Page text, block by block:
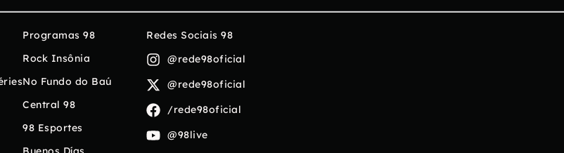
Programas 98
Rock Insônia
No Fundo do Baú
Central 98
98 Esportes
Redes Sociais 98
@rede98oficial
@rede98oficial
/rede98oficial
@98live